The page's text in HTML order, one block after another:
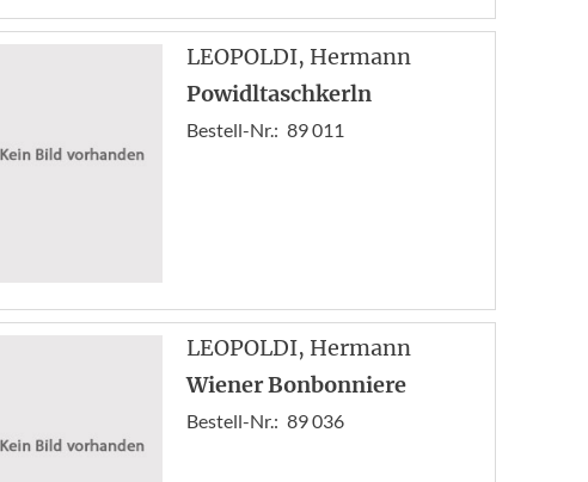
LEOPOLDI, Hermann
Powidltaschkerln
Bestell-Nr.: 89 011
LEOPOLDI, Hermann
Wiener Bonbonniere
Bestell-Nr.: 89 036